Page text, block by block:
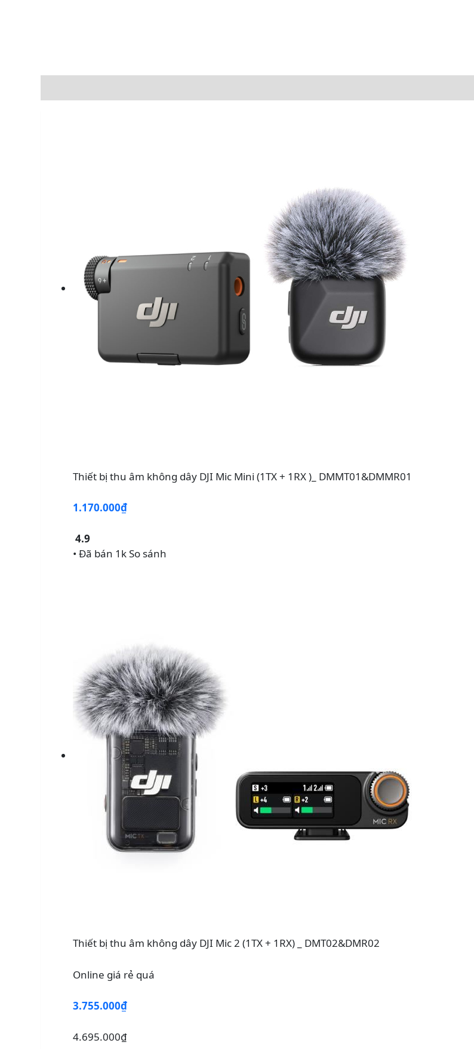
Thiết bị thu âm không dây DJI Mic Mini (1TX + 1RX )_ DMMT01&DMMR01
1.170.000₫
4.9
• Đã bán 1kSo sánh
Thiết bị thu âm không dây DJI Mic 2 (1TX + 1RX) _ DMT02&DMR02
Online giá rẻ quá
3.755.000₫
4.695.000₫